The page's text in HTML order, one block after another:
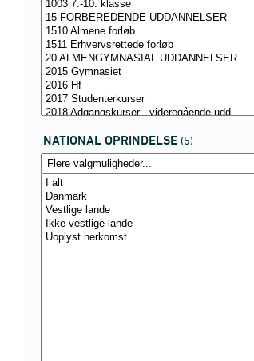
NATIONAL OPRINDELSE (5)